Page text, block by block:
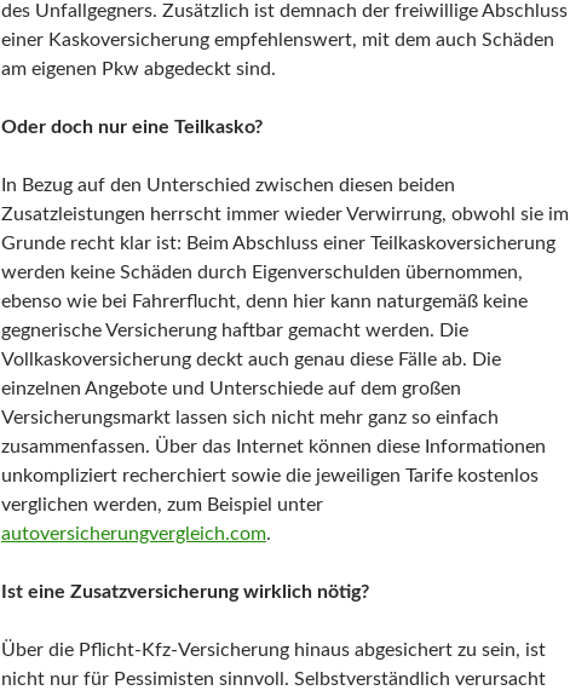
des Unfallgegners. Zusätzlich ist demnach der freiwillige Abschluss
einer Kaskoversicherung empfehlenswert, mit dem auch Schäden
am eigenen Pkw abgedeckt sind.
Oder doch nur eine Teilkasko?
In Bezug auf den Unterschied zwischen diesen beiden
Zusatzleistungen herrscht immer wieder Verwirrung, obwohl sie im
Grunde recht klar ist: Beim Abschluss einer Teilkaskoversicherung
werden keine Schäden durch Eigenverschulden übernommen,
ebenso wie bei Fahrerflucht, denn hier kann naturgemäß keine
gegnerische Versicherung haftbar gemacht werden. Die
Vollkaskoversicherung deckt auch genau diese Fälle ab. Die
einzelnen Angebote und Unterschiede auf dem großen
Versicherungsmarkt lassen sich nicht mehr ganz so einfach
zusammenfassen. Über das Internet können diese Informationen
unkompliziert recherchiert sowie die jeweiligen Tarife kostenlos
verglichen werden, zum Beispiel unter
autoversicherungvergleich.com.
Ist eine Zusatzversicherung wirklich nötig?
Über die Pflicht-Kfz-Versicherung hinaus abgesichert zu sein, ist
nicht nur für Pessimisten sinnvoll. Selbstverständlich verursacht